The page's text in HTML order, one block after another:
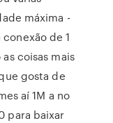
máxima -
de 1
coisas mais
gosta de
aí 1M a no
para baixar